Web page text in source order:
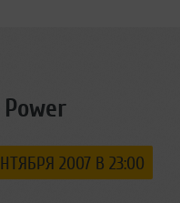
2007 В 23:00